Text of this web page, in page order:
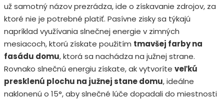
už samotný názov prezrádza, ide o získavanie zdrojov, za
ktoré nie je potrebné platiť. Pasívne zisky sa týkajú
napríklad využívania slnečnej energie v zimných
mesiacoch, ktorú získate použitím tmavšej farby na
fasádu domu, ktorá sa nachádza na južnej strane.
Rovnako slnečnú energiu získate, ak vytvoríte veľkú
presklenú plochu na južnej stane domu, ideálne
naklonenú o 15°, aby slnečné lúče dopadali do miestnosti